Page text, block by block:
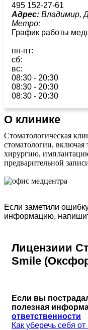
495 152-27-61
Адрес: Владимир,
Метро:
График работы
пн-пт:
сб:
вс:
08:30 - 20:30
08:30 - 20:30
08:30 - 20:30
О клинике
Стоматологическая
стоматологии,
хирургию,
предварительной
Если заметили
информацию,
Лицензиии
Smile
Если вы
полезная
ответственности
Как уберечь себя